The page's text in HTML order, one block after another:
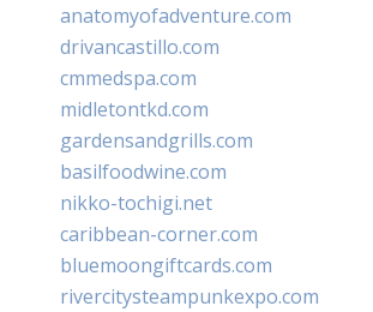
anatomyofadventure.com
drivancastillo.com
cmmedspa.com
midletontkd.com
gardensandgrills.com
basilfoodwine.com
nikko-tochigi.net
caribbean-corner.com
bluemoongiftcards.com
rivercitysteampunkexpo.com